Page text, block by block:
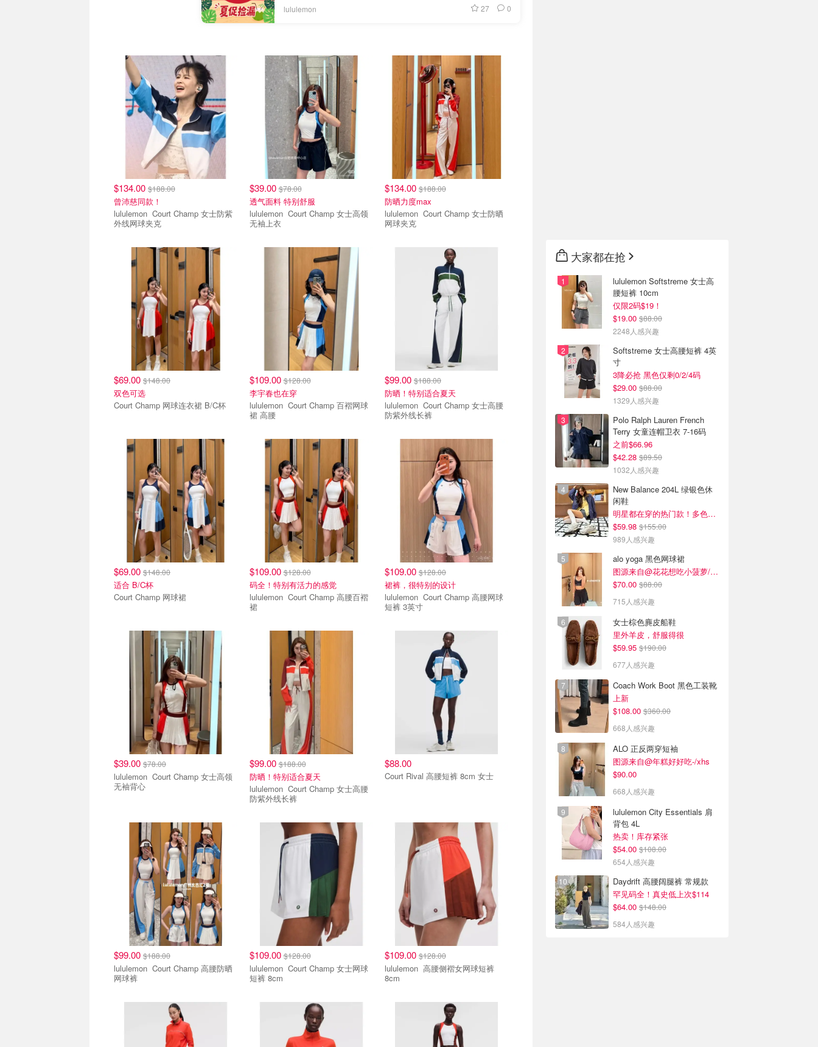
lululemon 27 0
$134.00 $188.00
曾沛慈同款！
lululemon Court Champ 女士防紫
外线网球夹克
$39.00$78.00
透气面料 特别舒服
lululemon Court Champ 女士高领
无袖上衣
$134.00 $188.00
防晒力度max
lululemon Court Champ 女士防晒
网球夹克
$69.00 $148.00
双色可选
Court Champ 网球连衣裙 B/C杯
$109.00$128.00
李宇春也在穿
lululemon Court Champ 百褶网球
裙 高腰
$99.00 $188.00
防晒！特别适合夏天
lululemon Court Champ 女士高腰
防紫外线长裤
$69.00 $148.00
适合 B/C杯
Court Champ 网球裙
$109.00$128.00
码全！特别有活力的感觉
lululemon Court Champ 高腰百褶
裙
$109.00 $128.00
裙裤，很特别的设计
lululemon Court Champ 高腰网球
短裤 3英寸
$39.00 $78.00
lululemon Court Champ 女士高领
无袖背心
$99.00$188.00
防晒！特别适合夏天
lululemon Court Champ 女士高腰
防紫外线长裤
$88.00
Court Rival 高腰短裤 8cm 女士
$99.00 $188.00
lululemon Court Champ 高腰防晒
网球裤
$109.00$128.00
lululemon Court Champ 女士网球
短裤 8cm
$109.00 $128.00
lululemon 高腰侧褶女网球短裤
8cm
大家都在抢
lululemon Softstreme 女士高
腰短裤 10cm
仅限2码$19！
$19.00 $88.00
2248人感兴趣
Softstreme 女士高腰短裤 4英
寸
3降必抢 黑色仅剩0/2/4码
$29.00 $88.00
1329人感兴趣
Polo Ralph Lauren French
Terry 女童连帽卫衣 7-16码
之前$66.96
$42.28 $89.50
1032人感兴趣
New Balance 204L 绿银色休
闲鞋
明星都在穿的热门款！多色可选 3.8折
$59.98 $155.00
989人感兴趣
alo yoga 黑色网球裙
图源来自@花花想吃小菠萝/xhs
$70.00 $88.00
715人感兴趣
女士棕色麂皮船鞋
里外羊皮，舒服得很
$59.95 $190.00
677人感兴趣
Coach Work Boot 黑色工装靴
上新
$108.00 $360.00
668人感兴趣
ALO 正反两穿短袖
图源来自@年糕好好吃-/xhs
$90.00
668人感兴趣
lululemon City Essentials 肩
背包 4L
热卖！库存紧张
$54.00 $108.00
654人感兴趣
Daydrift 高腰阔腿裤 常规款
罕见码全！真史低上次$114
$64.00 $148.00
584人感兴趣